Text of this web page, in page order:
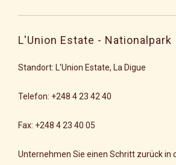
L'Union Estate - Nationalpark
Standort: L'Union Estate, La Digue
Telefon: +248 4 23 42 40
Fax: +248 4 23 40 05
Unternehmen Sie einen Schritt zurück in